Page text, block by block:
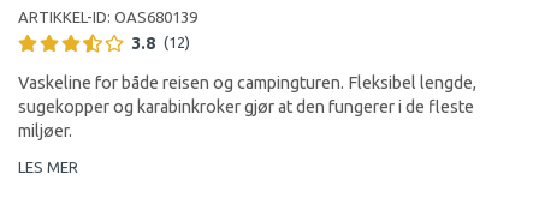
ARTIKKEL-ID: OAS680139
3.8 (12)
Vaskeline for både reisen og campingturen. Fleksibel lengde,
sugekopper og karabinkroker gjør at den fungerer i de fleste
miljøer.
LES MER